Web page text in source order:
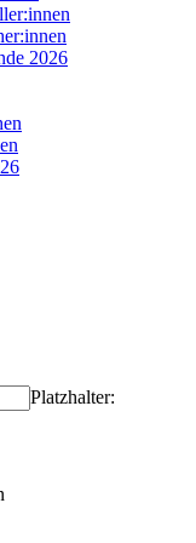
2026
Platzhalter: